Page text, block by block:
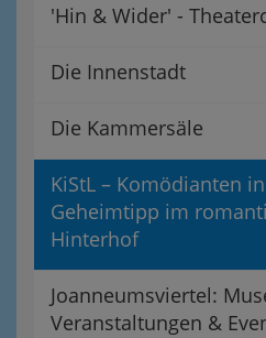
'Hin & Wider' -
Die Innenstadt
Die Kammersäle
KiStL – Komödianten
Geheimtipp im
Hinterhof
Joanneumsviertel:
Veranstaltungen &